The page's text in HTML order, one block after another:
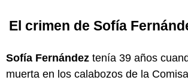
El crimen de Sofía
Sofía Fernández tenía 39 años
muerta en los calabozos de la